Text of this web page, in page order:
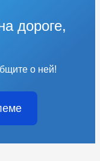
дороге,
о ней!